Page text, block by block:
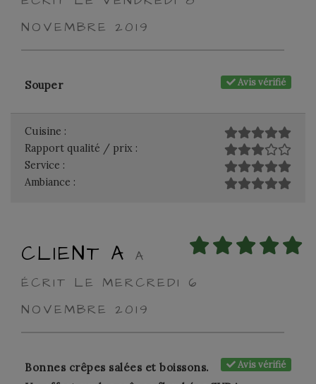
NOVEMBRE 2019
Avis vérifié
Souper
Cuisine :
Rapport qualité / prix :
Service :
Ambiance :
CLIENT A
A
ÉCRIT LE MERCREDI 6
NOVEMBRE 2019
Avis vérifié
Bonnes crêpes salées et boissons.